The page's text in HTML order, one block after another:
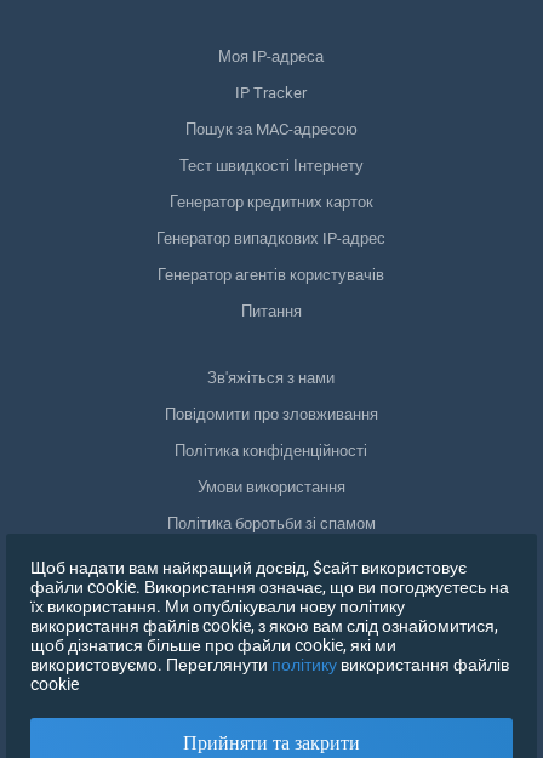
Моя IP-адреса
IP Tracker
Пошук за MAC-адресою
Тест швидкості Інтернету
Генератор кредитних карток
Генератор випадкових IP-адрес
Генератор агентів користувачів
Питання
Зв'яжіться з нами
Повідомити про зловживання
Політика конфіденційності
Умови використання
Політика боротьби зі спамом
Відповідність GDPR
Видалити мої дані
Відкликати згоду
Щоб надати вам найкращий досвід, $сайт використовує
файли cookie. Використання означає, що ви погоджуєтесь на
їх використання. Ми опублікували нову політику
використання файлів cookie, з якою вам слід ознайомитися,
щоб дізнатися більше про файли cookie, які ми
використовуємо. Переглянути політику використання файлів
cookie
Прийняти та закрити